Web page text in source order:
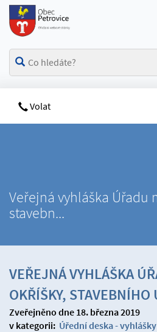
Volat
Veřejná vyhláška Úřadu
stavebn...
VEŘEJNÁ VYHLÁŠKA
OKŘÍŠKY, STAVEBNÍHO
Zveřejněno dne 18. března 2019
v kategorii: Úřední deska -